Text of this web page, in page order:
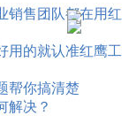
销售团队都在用红
用的就认准红鹰工
帮你搞清楚
解决？